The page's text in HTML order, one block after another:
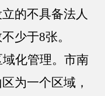
的不具备法人
少于8张。
域化管理。市南
为一个区域，